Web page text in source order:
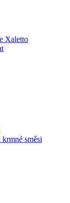
Xaletto
směsi